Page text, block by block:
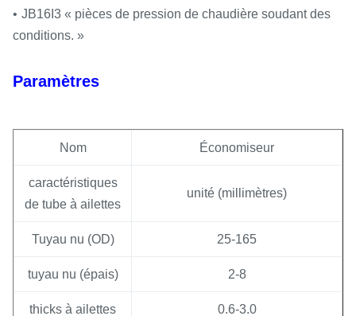
• JB16I3 « pièces de pression de chaudière soudant des
conditions. »
Paramètres
Nom Économiseur
caractéristiques
de tube à ailettes
unité (millimètres)
Tuyau nu (OD) 25-165
tuyau nu (épais) 2-8
thicks à ailettes 0.6-3.0